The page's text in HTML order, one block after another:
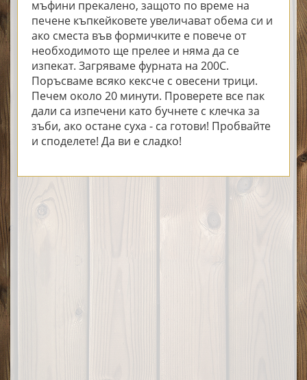
мъфини прекалено, защото по време на
печене къпкейковете увеличават обема си и
ако сместа във формичките е повече от
необходимото ще прелее и няма да се
изпекат. Загряваме фурната на 200С.
Поръсваме всяко кексче с овесени трици.
Печем около 20 минути. Проверете все пак
дали са изпечени като бучнете с клечка за
зъби, ако остане суха - са готови! Пробвайте
и споделете! Да ви е сладко!